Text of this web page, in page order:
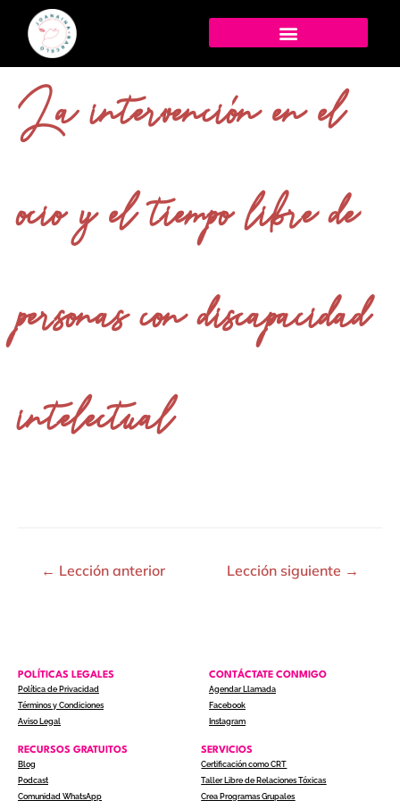
La intervención en el
ocio y el tiempo libre de
personas con discapacidad
intelectual
← Lección anterior Lección siguiente →
POLÍTICAS LEGALES
Política de Privacidad
Términos y Condiciones
Aviso Legal
CONTÁCTATE CONMIGO
Agendar Llamada
Facebook
Instagram
RECURSOS GRATUITOS
Blog
Podcast
Comunidad WhatsApp
SERVICIOS
Certificación como CRT
Taller Libre de Relaciones Tóxicas
Crea Programas Grupales